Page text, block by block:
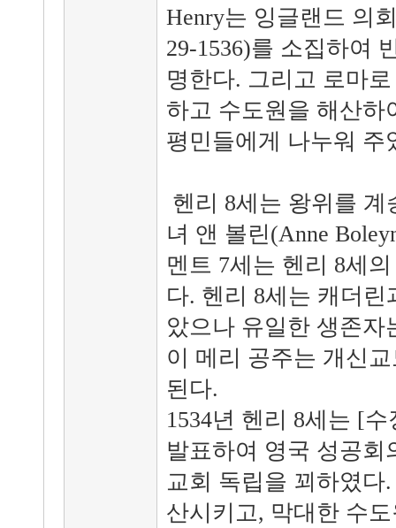
Henry는 잉글랜드 의
29-1536)를 소집하여
명한다. 그리고 로마
하고 수도원을 해산하
평민들에게 나누워
헨리 8세는 왕위를
녀 앤 볼린(Anne
멘트 7세는 헨리 8세
다. 헨리 8세는 캐더
았으나 유일한 생존자
이 메리 공주는 개신
된다.
1534년 헨리 8세는 [
발표하여 영국 성공회
교회 독립을 꾀하였다
산시키고, 막대한 수